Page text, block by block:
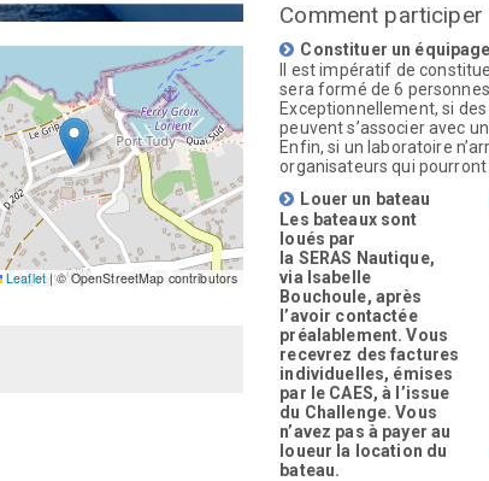
Leaflet |© OpenStreetMap contributors
Comment participer
Constituer un équipage
Il est impératif de
sera formé de 6
Exceptionnellement, si
peuvent s’associer avec
Enfin, si un laboratoire
organisateurs qui pourront
Louer un bateau
Les bateaux sont
loués par
la SERAS Nautique,
via Isabelle
Bouchoule, après
l’avoir contactée
préalablement. Vous
recevrez des factures
individuelles, émises
par le CAES, à l’issue
du Challenge. Vous
n’avez pas à payer au
loueur la location du
bateau.